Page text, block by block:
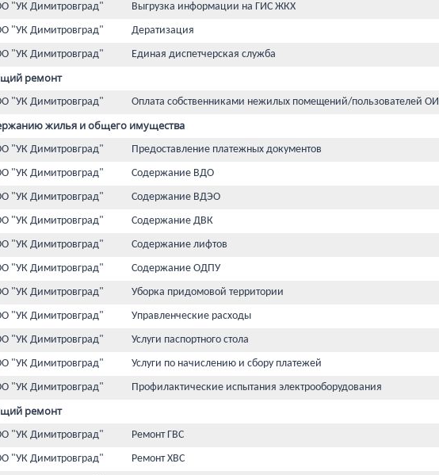
"УК Димитровград" Выгрузка информации на ГИС ЖКХ
"УК Димитровград" Дератизация
"УК Димитровград" Единая диспетчерская служба
ремонт
"УК Димитровград" Оплата собственниками нежилых помещений/пользователей ОИ
жилья и общего имущества
"УК Димитровград" Предоставление платежных документов
"УК Димитровград" Содержание ВДО
"УК Димитровград" Содержание ВДЭО
"УК Димитровград" Содержание ДВК
"УК Димитровград" Содержание лифтов
"УК Димитровград" Содержание ОДПУ
"УК Димитровград" Уборка придомовой территории
"УК Димитровград" Управленческие расходы
"УК Димитровград" Услуги паспортного стола
"УК Димитровград" Услуги по начислению и сбору платежей
"УК Димитровград" Профилактические испытания электрооборудования
ремонт
"УК Димитровград" Ремонт ГВС
"УК Димитровград" Ремонт ХВС